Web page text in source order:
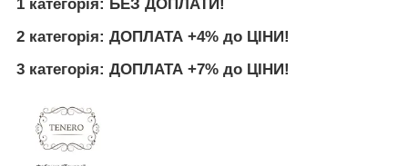
1 категорія: БЕЗ ДОПЛАТИ!
2 категорія: ДОПЛАТА +4% до ЦІНИ!
3 категорія: ДОПЛАТА +7% до ЦІНИ!